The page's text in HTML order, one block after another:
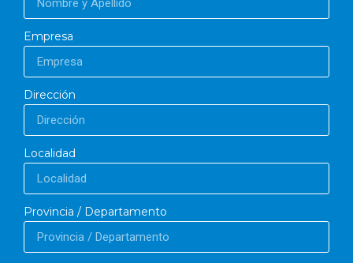
Empresa
Dirección
Localidad
Provincia / Departamento